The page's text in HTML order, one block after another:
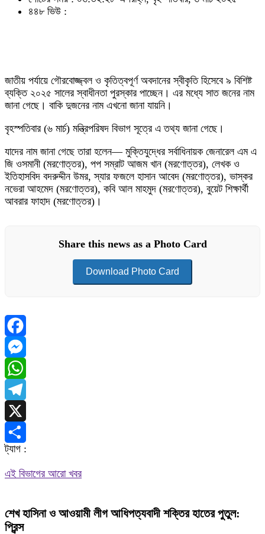
৪৪৮ ভিউ :
জাতীয় পর্যায়ে গৌরবোজ্জ্বল ও কৃতিত্বপূর্ণ অবদানের স্বীকৃতি হিসেবে ৯ বিশিষ্ট
ব্যক্তি ২০২৫ সালের স্বাধীনতা পুরস্কার পাচ্ছেন। এর মধ্যে সাত জনের নাম
জানা গেছে। বাকি দুজনের নাম এখনো জানা যায়নি।
বৃহস্পতিবার (৬ মার্চ) মন্ত্রিপরিষদ বিভাগ সূত্রে এ তথ্য জানা গেছে।
যাদের নাম জানা গেছে তারা হলেন— মুক্তিযুদ্ধের সর্বাধিনায়ক জেনারেল এম এ
জি ওসমানী (মরণোত্তর), পপ সম্রাট আজম খান (মরণোত্তর), লেখক ও
ইতিহাসবিদ বদরুদ্দীন উমর, স্যার ফজলে হাসান আবেদ (মরণোত্তর), ভাস্কর
নভেরা আহমেদ (মরণোত্তর), কবি আল মাহমুদ (মরণোত্তর), বুয়েট শিক্ষার্থী
আবরার ফাহাদ (মরণোত্তর)।
Share this news as a Photo Card
Download Photo Card
Facebook
Messenger
WhatsApp
Telegram
X
Share
ট্যাগ :
এই বিভাগের আরো খবর
শেখ হাসিনা ও আওয়ামী লীগ আধিপত্যবাদী শক্তির হাতের পুতুল:
প্রিন্স